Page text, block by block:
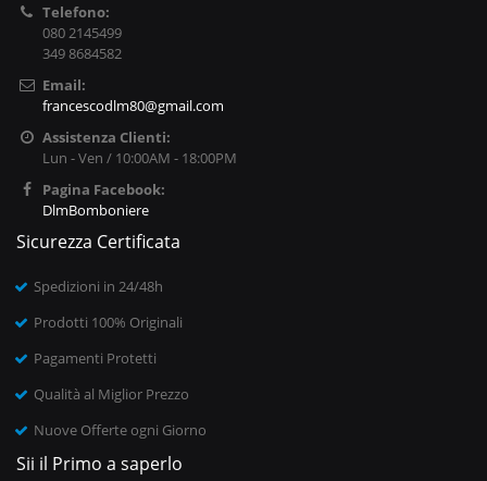
Telefono:
080 2145499
349 8684582
Email:
francescodlm80@gmail.com
Assistenza Clienti:
Lun - Ven / 10:00AM - 18:00PM
Pagina Facebook:
DlmBomboniere
Sicurezza Certificata
Spedizioni in 24/48h
Prodotti 100% Originali
Pagamenti Protetti
Qualità al Miglior Prezzo
Nuove Offerte ogni Giorno
Sii il Primo a saperlo